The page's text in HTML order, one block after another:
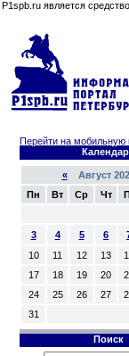
P1spb.ru является
Перейти на мобильную
«Август
Пн
Вт Ср Чт
3
4 5 6
10
11 12 13
17
18 19 20
24
25 26 27
31
Поиск